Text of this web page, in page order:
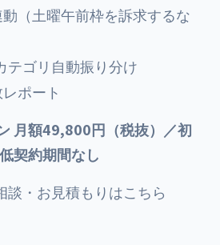
（土曜午前枠を訴求するな
テゴリ自動振り分け
ポート
月額49,800円（税抜）／初
契約期間なし
談・お見積もりはこちら